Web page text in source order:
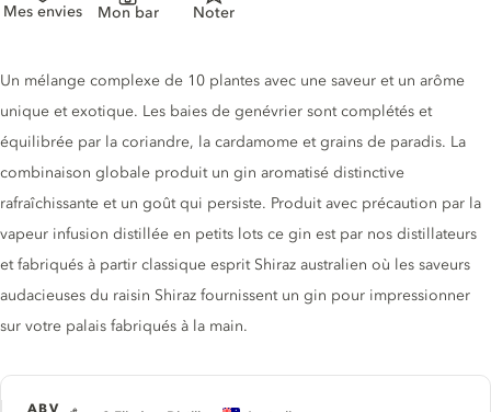
Mes envies Mon bar Noter
ABV
Description du gin
Un mélange complexe de 10 plantes avec une saveur et un arôme
unique et exotique. Les baies de genévrier sont complétés et
équilibrée par la coriandre, la cardamome et grains de paradis. La
combinaison globale produit un gin aromatisé distinctive
rafraîchissante et un goût qui persiste. Produit avec précaution par la
vapeur infusion distillée en petits lots ce gin est par nos distillateurs
et fabriqués à partir classique esprit Shiraz australien où les saveurs
audacieuses du raisin Shiraz fournissent un gin pour impressionner
sur votre palais fabriqués à la main.